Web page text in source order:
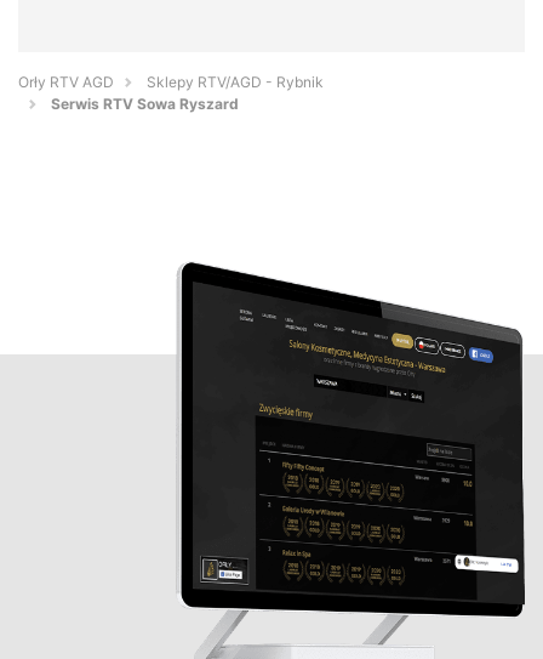
Orły RTV AGD
Sklepy RTV/AGD - Rybnik
Serwis RTV Sowa Ryszard